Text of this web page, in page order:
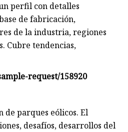
perfil con detalles
de fabricación,
de la industria, regiones
Cubre tendencias,
request/158920
parques eólicos. El
desafíos, desarrollos del